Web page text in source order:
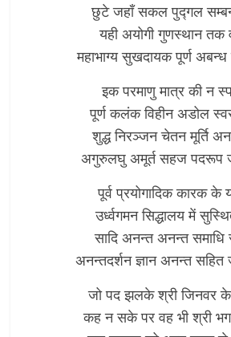
छुटे जहाँ सकल पुद्गल
यही अयोगी गुणस्थान तक
महाभाग्य सुखदायक पूर्ण
इक परमाणु मात्र की न
पूर्ण कलंक विहीन अडोल
शुद्ध निरञ्जन चेतन मूर्ति
अगुरुलघु अमूर्त सहज पदरूप
पूर्व प्रयोगादिक कारक के
उर्ध्वगमन सिद्धालय में
सादि अनन्त अनन्त
अनन्तदर्शन ज्ञान अनन्त
जो पद झलके श्री जिनवर के
कह न सके पर वह भी श्री